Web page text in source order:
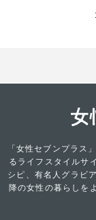
「女性セブンプラス
るライフスタイルサ
シピ、有名人グラビ
降の女性の暮らしを